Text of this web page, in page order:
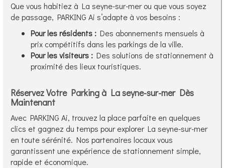
Que vous habitiez à La seyne-sur-mer ou que vous soyez
de passage, PARKING Ai s’adapte à vos besoins :
Pour les résidents : Des abonnements mensuels à
prix compétitifs dans les parkings de la ville.
Pour les visiteurs : Des solutions de stationnement à
proximité des lieux touristiques.
Réservez Votre Parking à La seyne-sur-mer Dès
Maintenant
Avec PARKING Ai, trouvez la place parfaite en quelques
clics et gagnez du temps pour explorer La seyne-sur-mer
en toute sérénité. Nos partenaires locaux vous
garantissent une expérience de stationnement simple,
rapide et économique.